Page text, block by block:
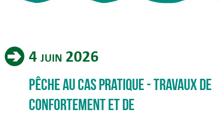
4 juin 2026
Pêche au cas pratique - Travaux de
confortement et de